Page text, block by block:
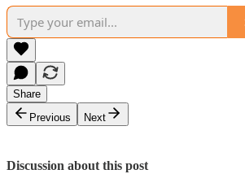
Share
Previous
Next
Discussion about this post